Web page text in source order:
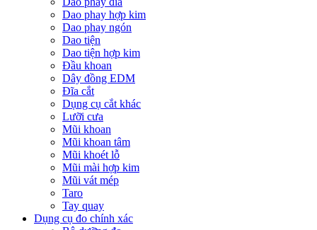
Dao phay hợp kim
Dao phay ngón
Dao tiện
Dao tiện hợp kim
Đầu khoan
Dây đồng EDM
Đĩa cắt
Dụng cụ cắt khác
Lưỡi cưa
Mũi khoan
Mũi khoan tâm
Mũi khoét lỗ
Mũi mài hợp kim
Mũi vát mép
Taro
Tay quay
Dụng cụ đo chính xác